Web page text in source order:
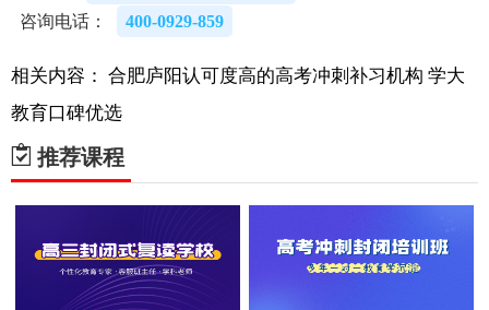
咨询电话：
400-0929-859
相关内容： 合肥庐阳认可度高的高考冲刺补习机构 学大
教育口碑优选
推荐课程